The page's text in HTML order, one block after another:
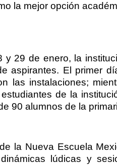
la mejor opción
y 29 de enero, la
aspirantes. El primer
las instalaciones;
de la
90 alumnos de la
la Nueva Escuela
lúdicas y